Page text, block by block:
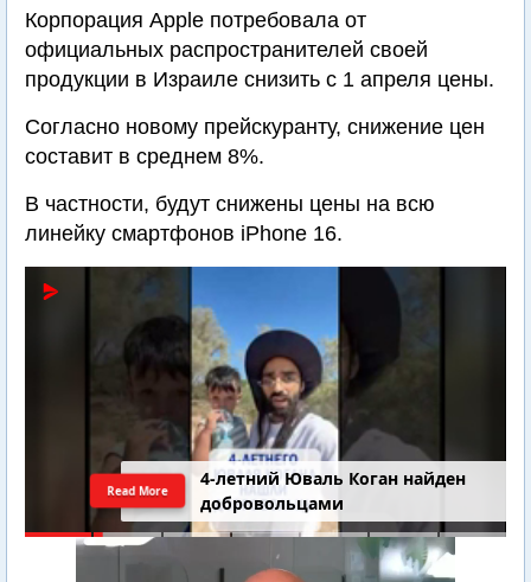
Корпорация Apple потребовала от
официальных распространителей своей
продукции в Израиле снизить с 1 апреля цены.
Согласно новому прейскуранту, снижение цен
составит в среднем 8%.
В частности, будут снижены цены на всю
линейку смартфонов iPhone 16.
4-летний Юваль Коган найден
добровольцами
Read More